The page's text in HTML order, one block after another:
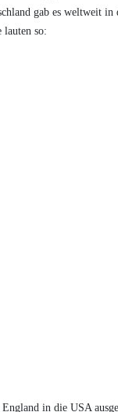
gab es weltweit
lauten so:
in die USA